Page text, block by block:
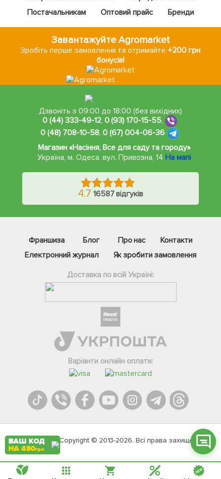
Постачальникам
Оптовий прайс Бренди
Завантажуйте Agromarket
Зробіть перше замовлення та отримайте+200 грн
бонусів!
Дзвоніть з 09:00 до 18:00 (без вихідних)
0 (44) 333-49-12, 0 (93) 170-15-55,
0 (48) 708-10-58, 0 (67) 004-06-36
Магазин «Насіння, Все для саду та городу»
Україна, м. Одеса,вул. Привозна, 14 На мапі
4.7 16587 відгуків
Франшиза Блог Про нас
Контакти
Електронний журнал
Як зробити замовлення
Доставка по всій Україні:
Варіанти онлайн оплати:
Agromarket.Copyright © 2013-2026. Всі права захищені
Телеграм
Вайбер
Онлайн чат
ВАШ КОД
НА 450грн